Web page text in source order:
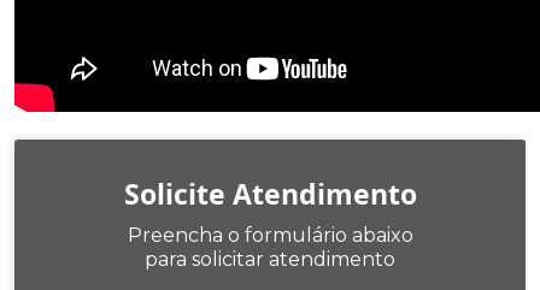
Solicite Atendimento
Preencha o formulário abaixo
para solicitar atendimento